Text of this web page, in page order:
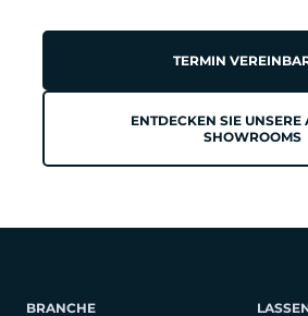
TERMIN
ENTDECKEN SIE UNSERE
SHOWROOMS
BRANCHE